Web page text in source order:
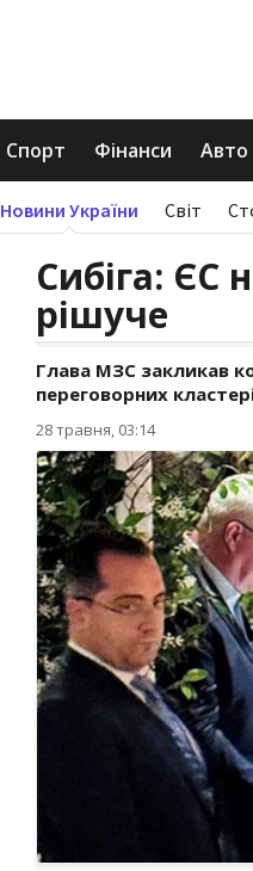
Спорт Фінанси Авто
Новини України Світ
Сибіга: ЄС
рішуче
Глава МЗС закликав
переговорних
28 травня, 03:14